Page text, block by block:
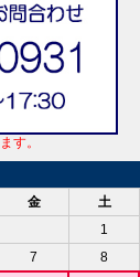
す。
金
土
1
7
8